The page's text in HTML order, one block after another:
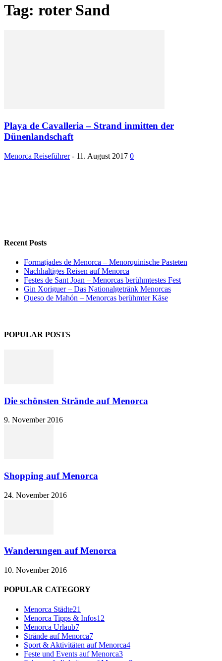
Tag: roter Sand
Playa de Cavalleria – Strand inmitten der
Dünenlandschaft
Menorca Reiseführer - 11. August 2017 0
Recent Posts
Formatjades de Menorca – Menorquinische Pasteten
Nachhaltiges Reisen auf Menorca
Festes de Sant Joan – Menorcas berühmtestes Fest
Gin Xoriguer – Das Nationalgetränk Menorcas
Queso de Mahón – Menorcas berühmter Käse
POPULAR POSTS
Die schönsten Strände auf Menorca
9. November 2016
Shopping auf Menorca
24. November 2016
Wanderungen auf Menorca
10. November 2016
POPULAR CATEGORY
Menorca Städte21
Menorca Tipps & Infos12
Menorca Urlaub7
Strände auf Menorca7
Sport & Aktivitäten auf Menorca4
Feste und Events auf Menorca3